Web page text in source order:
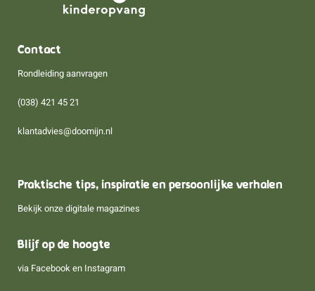
Contact
Rondleiding aanvragen
(038) 421 45 21
klantadvies@doomijn.nl
Praktische tips, inspiratie en persoonlijke verhalen
Bekijk onze digitale magazines
Blijf op de hoogte
via Facebook en Instagram